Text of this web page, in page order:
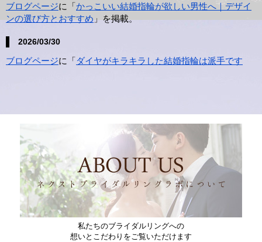
ブログページに「かっこいい結婚指輪が欲しい男性へ｜デザイ
ンの選び方とおすすめ」を掲載。
2026/03/30
ブログページに「ダイヤがキラキラした結婚指輪は派手です
ブログページに「結婚指輪のサイズ直しとサイズ交換の違いに
2026/01/26
ブログページ に「結婚指輪は一日でも早く購入が最安値 」を掲
載。
2025/12/23
もっと、ブライダルリング選びを「想い出」
」を掲載。
私たちのブライダルリングへの
想いとこだわりをご覧いただけます